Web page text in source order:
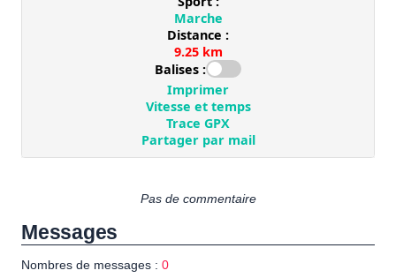
Pas de commentaire
Messages
Nombres de messages : 0